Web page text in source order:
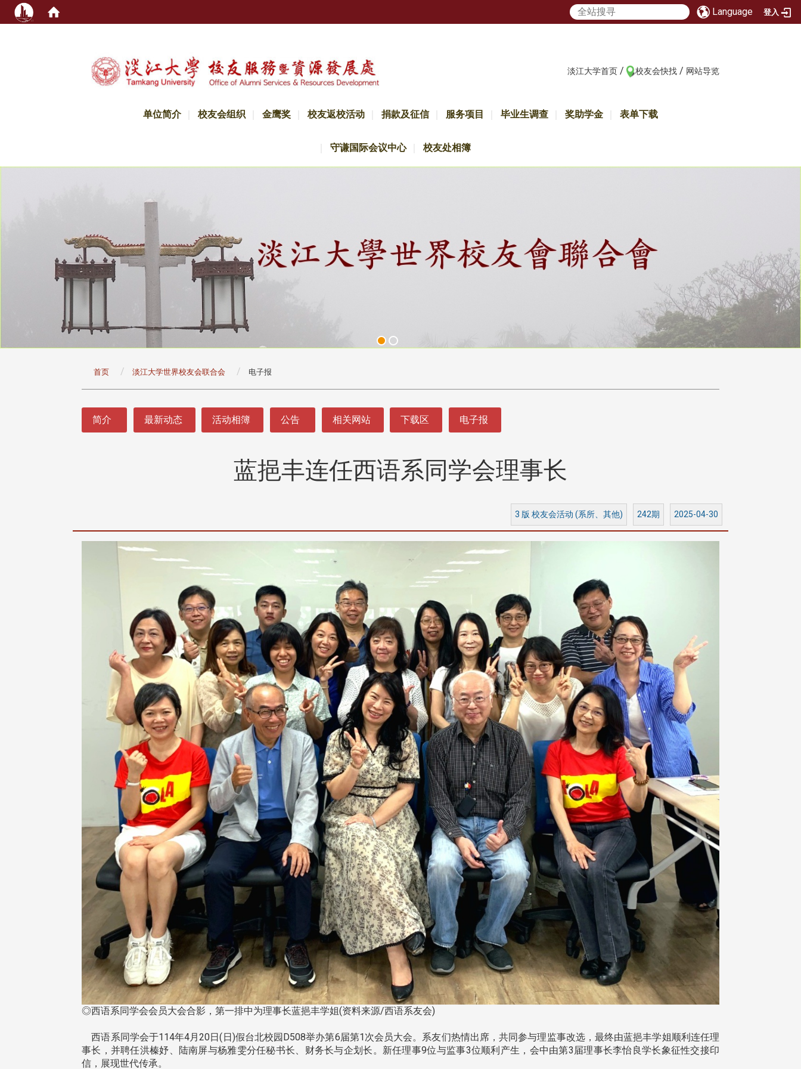
Language 登入
淡江大学首页 / 校友会快找 / 网站导览
单位简介 校友会组织 金鹰奖 校友返校活动 捐款及征信 服务项目 毕业生调查 奖助学金 表单下载
守谦国际会议中心 校友处相簿
首页 淡江大学世界校友会联合会 电子报
简介 最新动态 活动相簿 公告 相关网站 下载区 电子报
蓝挹丰连任西语系同学会理事长
3 版 校友会活动 (系所、其他) 242期 2025-04-30
◎西语系同学会会员大会合影，第一排中为理事长蓝挹丰学姐(资料来源/西语系友会)
西语系同学会于114年4月20日(日)假台北校园D508举办第6届第1次会员大会。系友们热情出席，共同参与理监事改选，最终由蓝挹丰学姐顺利连任理
事长，并聘任洪榛妤、陆南屏与杨雅雯分任秘书长、财务长与企划长。新任理事9位与监事3位顺利产生，会中由第3届理事长李怡良学长象征性交接印
信，展现世代传承。